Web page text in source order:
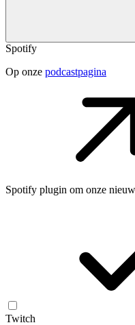
Spotify
Op onze podcastpagina
Spotify plugin om onze
Twitch